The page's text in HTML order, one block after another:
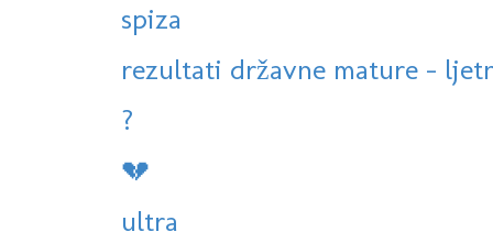
spiza
rezultati državne mature -
?
💔
ultra